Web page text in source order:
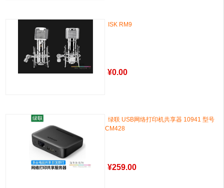
ISK RM9
¥0.00
绿联 USB网络打印机共享器 10941 型号
CM428
¥259.00